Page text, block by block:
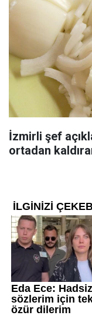
İzmirli şef
ortadan